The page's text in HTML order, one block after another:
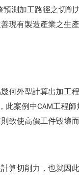
測加工路徑之切
現有製造產業之生產
何外型計算出加工
案例中CAM工程
致使高價工件毀壞而
算切削力，也就因